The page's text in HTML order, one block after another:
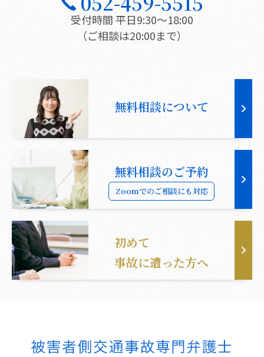
受付時間 平日9:30〜18:00
（ご相談は20:00まで）
無料相談について
無料相談のご予約
Zoomでのご相談にも対応
初めて
事故に遭った方へ